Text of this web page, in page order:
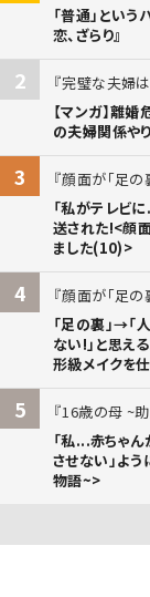
「普通」とい
恋、ざらり』
2
完璧な夫婦
【マンガ】離
の夫婦関係や
3
顔面が「足の
「私がテレビ
送された!<顔
ました(10)>
4
顔面が「足の
「足の裏」→「
ない!」と思え
形級メイクを
5
16歳の母 ~
「私...赤ちゃん
させない」よ
物語~>